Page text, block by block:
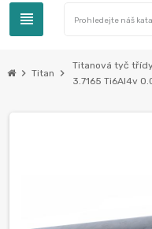
view_headline
chevron_right Titan chevron_right
Titanová tyč
3.7165 Ti6Al4v